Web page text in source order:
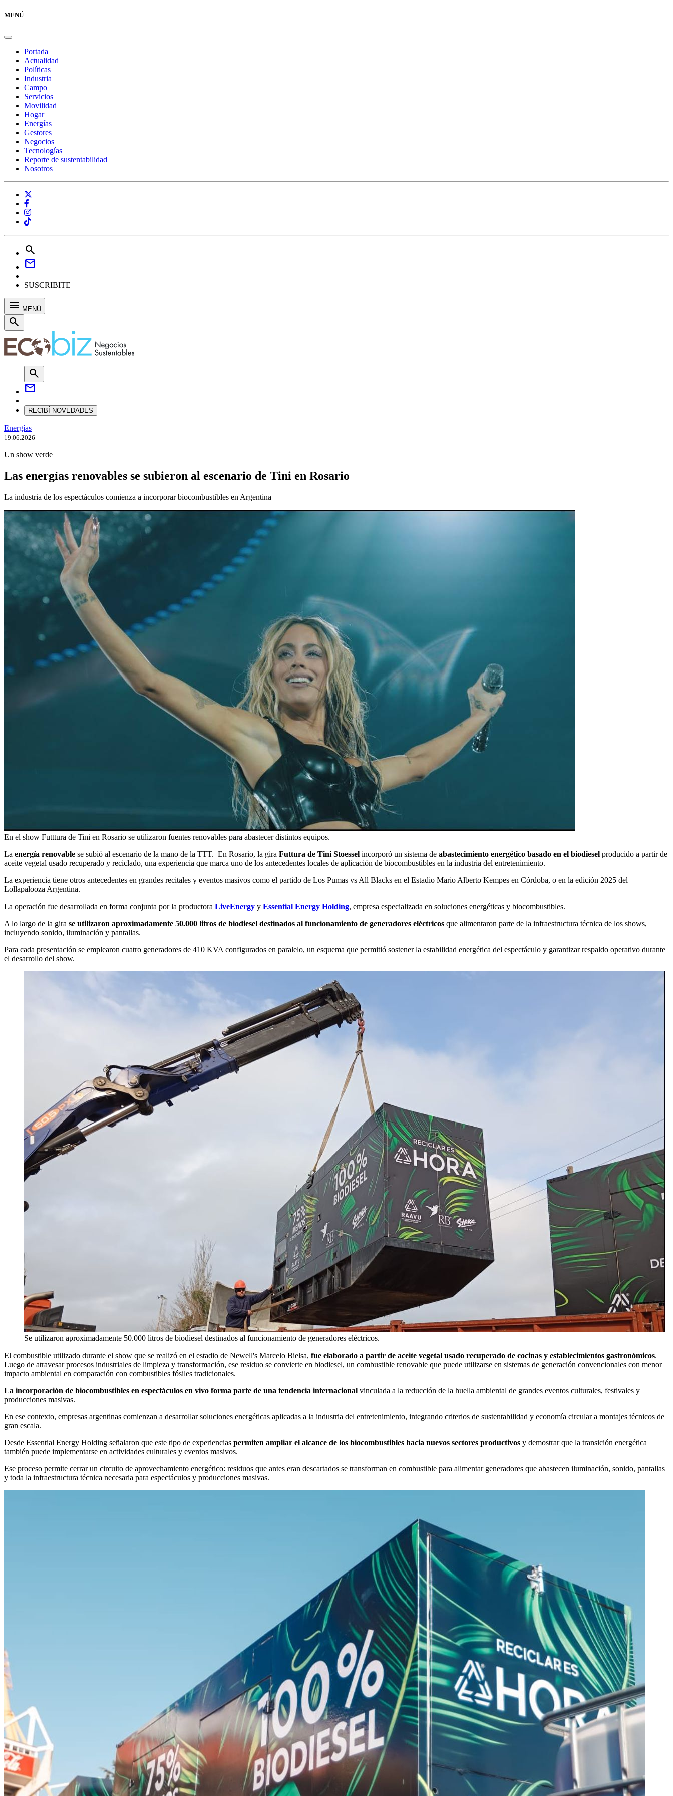
MENÚ
Portada
Actualidad
Políticas
Industria
Campo
Servicios
Movilidad
Hogar
Energías
Gestores
Negocios
Tecnologías
Reporte de sustentabilidad
Nosotros
search
mail
SUSCRIBITE
menu MENÚ
search
search
mail
RECIBÍ NOVEDADES
Energías
19.06.2026
Un show verde
Las energías renovables se subieron al escenario de Tini en Rosario
La industria de los espectáculos comienza a incorporar biocombustibles en Argentina
En el show Futttura de Tini en Rosario se utilizaron fuentes renovables para abastecer distintos equipos.
La energía renovable se subió al escenario de la mano de la TTT. En Rosario, la gira Futtura de Tini Stoessel incorporó un sistema de abastecimiento energético basado en el biodiesel producido a partir de
aceite vegetal usado recuperado y reciclado, una experiencia que marca uno de los antecedentes locales de aplicación de biocombustibles en la industria del entretenimiento.
La experiencia tiene otros antecedentes en grandes recitales y eventos masivos como el partido de Los Pumas vs All Blacks en el Estadio Mario Alberto Kempes en Córdoba, o en la edición 2025 del
Lollapalooza Argentina.
La operación fue desarrollada en forma conjunta por la productora LiveEnergy y Essential Energy Holding, empresa especializada en soluciones energéticas y biocombustibles.
A lo largo de la gira se utilizaron aproximadamente 50.000 litros de biodiesel destinados al funcionamiento de generadores eléctricos que alimentaron parte de la infraestructura técnica de los shows,
incluyendo sonido, iluminación y pantallas.
Para cada presentación se emplearon cuatro generadores de 410 KVA configurados en paralelo, un esquema que permitió sostener la estabilidad energética del espectáculo y garantizar respaldo operativo durante
el desarrollo del show.
Se utilizaron aproximadamente 50.000 litros de biodiesel destinados al funcionamiento de generadores eléctricos.
El combustible utilizado durante el show que se realizó en el estadio de Newell's Marcelo Bielsa, fue elaborado a partir de aceite vegetal usado recuperado de cocinas y establecimientos gastronómicos.
Luego de atravesar procesos industriales de limpieza y transformación, ese residuo se convierte en biodiesel, un combustible renovable que puede utilizarse en sistemas de generación convencionales con menor
impacto ambiental en comparación con combustibles fósiles tradicionales.
La incorporación de biocombustibles en espectáculos en vivo forma parte de una tendencia internacional vinculada a la reducción de la huella ambiental de grandes eventos culturales, festivales y
producciones masivas.
En ese contexto, empresas argentinas comienzan a desarrollar soluciones energéticas aplicadas a la industria del entretenimiento, integrando criterios de sustentabilidad y economía circular a montajes técnicos de
gran escala.
Desde Essential Energy Holding señalaron que este tipo de experiencias permiten ampliar el alcance de los biocombustibles hacia nuevos sectores productivos y demostrar que la transición energética
también puede implementarse en actividades culturales y eventos masivos.
Ese proceso permite cerrar un circuito de aprovechamiento energético: residuos que antes eran descartados se transforman en combustible para alimentar generadores que abastecen iluminación, sonido, pantallas
y toda la infraestructura técnica necesaria para espectáculos y producciones masivas.